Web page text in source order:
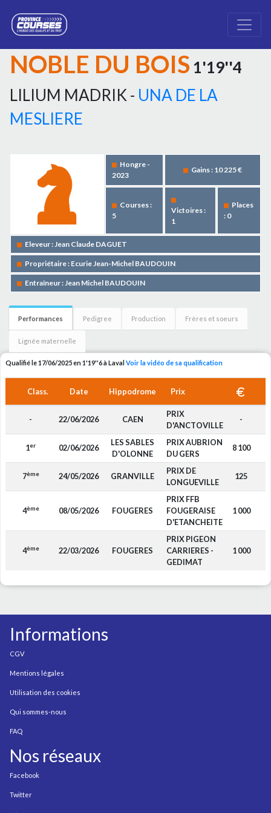
NOBLE DU BOIS 1'19''4
LILIUM MADRIK - UNA DE LA
MESLIERE
Hongre -
2023
Gains : 10 225 €
Courses :
5
Victoires :
1
Places
: 0
Eleveur : Jean Claude DAGUET
Propriétaire : Ecurie Jean-Michel BAUDOUIN
Entraîneur : Jean Michel BAUDOUIN
Performances Pedigree Production Frères et soeurs
Lignée maternelle
Qualifié le 17/06/2025 en 1'19''6 à LavalVoir la vidéo de sa qualification
Class. Date Hippodrome Prix
- 22/06/2026 CAEN
PRIX
D'ANCTOVILLE
-
1er 02/06/2026
LES SABLES
D'OLONNE
PRIX AUBRION
DU GERS
8 100
7ème 24/05/2026 GRANVILLE
PRIX DE
LONGUEVILLE
125
4ème 08/05/2026 FOUGERES
PRIX FFB
FOUGERAISE
D'ETANCHEITE
1 000
4ème 22/03/2026 FOUGERES
PRIX PIGEON
CARRIERES -
GEDIMAT
1 000
Informations
CGV
Mentions légales
Utilisation des cookies
Qui sommes-nous
FAQ
Nos réseaux
Facebook
Twitter